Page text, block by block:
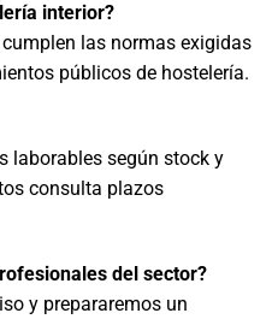
interior?
las normas exigidas
públicos de hostelería.
laborables según stock y
consulta plazos
del sector?
y prepararemos un